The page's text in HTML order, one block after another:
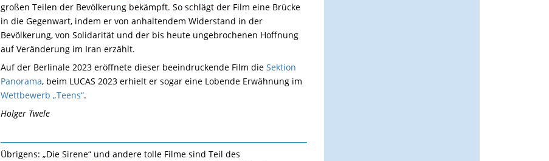
großen Teilen der Bevölkerung bekämpft. So schlägt der Film eine Brücke
in die Gegenwart, indem er von anhaltendem Widerstand in der
Bevölkerung, von Solidarität und der bis heute ungebrochenen Hoffnung
auf Veränderung im Iran erzählt.
Auf der Berlinale 2023 eröffnete dieser beeindruckende Film die Sektion
Panorama, beim LUCAS 2023 erhielt er sogar eine Lobende Erwähnung im
Wettbewerb „Teens“.
Holger Twele
Übrigens: „Die Sirene“ und andere tolle Filme sind Teil des